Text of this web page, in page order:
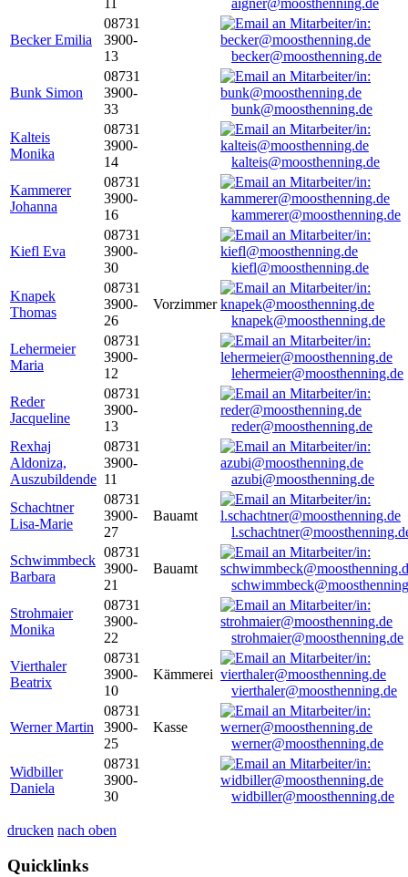
aigner@moosthenning.de
Becker Emilia
08731
3900-
13
becker@moosthenning.de
Bunk Simon
08731
3900-
33
bunk@moosthenning.de
Kalteis
Monika
08731
3900-
14
kalteis@moosthenning.de
Kammerer
Johanna
08731
3900-
16
kammerer@moosthenning.de
Kiefl Eva
08731
3900-
30
kiefl@moosthenning.de
Knapek
Thomas
08731
3900-
26
Vorzimmer
knapek@moosthenning.de
Lehermeier
Maria
08731
3900-
12
lehermeier@moosthenning.de
Reder
Jacqueline
08731
3900-
13
reder@moosthenning.de
Rexhaj
Aldoniza,
Auszubildende
08731
3900-
11
azubi@moosthenning.de
Schachtner
Lisa-Marie
08731
3900-
27
Bauamt
Schwimmbeck
Barbara
08731
3900-
21
Bauamt
Strohmaier
Monika
08731
3900-
22
strohmaier@moosthenning.de
Vierthaler
Beatrix
08731
3900-
10
Kämmerei
vierthaler@moosthenning.de
Werner Martin
08731
3900-
25
Kasse
werner@moosthenning.de
Widbiller
Daniela
08731
3900-
30
widbiller@moosthenning.de
drucken nach oben
Quicklinks